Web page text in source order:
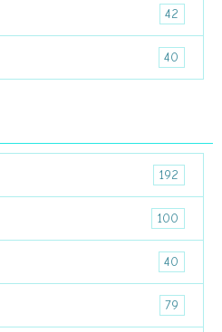
42
40
192
100
40
79